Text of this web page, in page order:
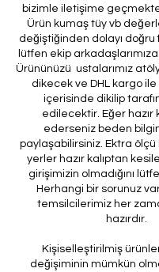
bizimle iletişime
Ürün kumaş tüy vb
değiştiğinden dolayı doğru
lütfen ekip arkadaşlarımıza
Ürününüzü ustalarımız
dikecek ve DHL kargo
içerisinde dikilip
edilecektir. Eğer hazır
ederseniz beden
paylaşabilirsiniz. Ektra
yerler hazır kalıptan
girişimizin olmadığını
Herhangi bir sorunuz
temsilcilerimiz her
hazırdır.
Kişiselleştirilmiş
değişiminin mümkün